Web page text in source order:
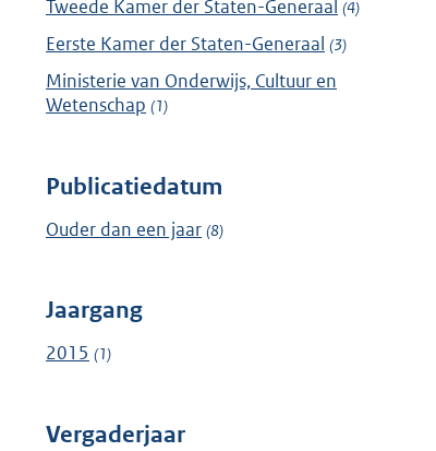
Tweede Kamer der Staten-Generaal (4)
Eerste Kamer der Staten-Generaal (3)
Ministerie van Onderwijs, Cultuur en
Wetenschap (1)
Publicatiedatum
Ouder dan een jaar (8)
Jaargang
2015 (1)
Vergaderjaar